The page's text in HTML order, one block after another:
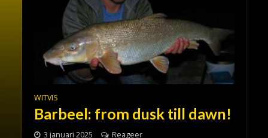
WITVIS
Barbeel: from dusk till dawn!
3 januari 2025 Reageer